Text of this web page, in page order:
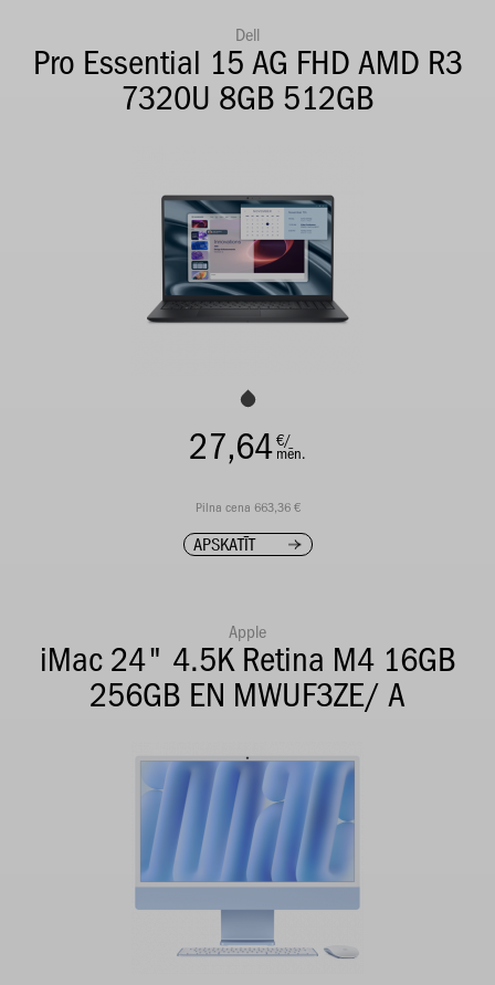
Dell
Pro Essential 15 AG FHD AMD R3
7320U 8GB 512GB
27,64€/
mēn.
Pilna cena 663,36 €
APSKATĪT
Apple
iMac 24" 4.5K Retina M4 16GB
256GB EN MWUF3ZE/ A